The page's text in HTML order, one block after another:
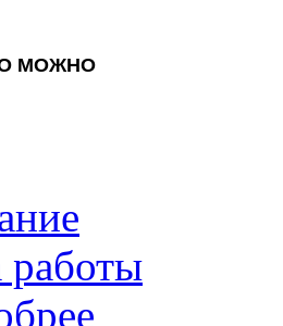
МОЖНО
работы